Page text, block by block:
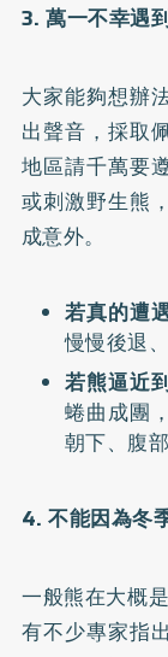
3. 萬一不幸遇
大家能夠想辦
出聲音，採取
地區請千萬要
或刺激野生熊
成意外。
若真的遭
慢慢後退
若熊逼近
蜷曲成團
朝下、腹
4. 不能因為冬
一般熊在大概
有不少專家指